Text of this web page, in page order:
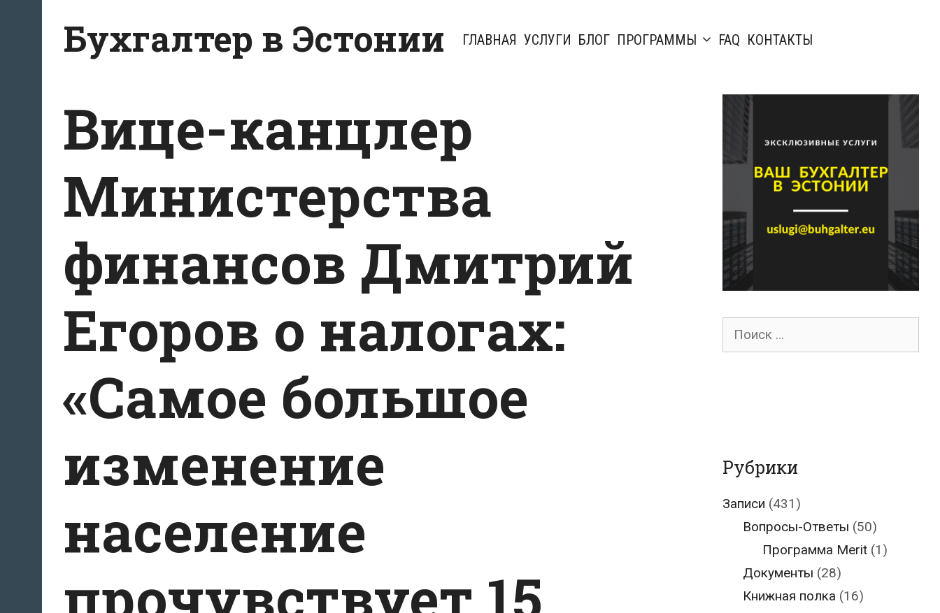
содержанию
Бухгалтер в Эстонии ГЛАВНАЯ УСЛУГИ БЛОГ ПРОГРАММЫ FAQ КОНТАКТЫ
Вице-канцлер
Министерства
финансов Дмитрий
Егоров о налогах:
«Самое большое
изменение
население
прочувствует 15
Поиск
Рубрики
Записи (431)
Вопросы-Ответы (50)
Программа Merit (1)
Документы (28)
Книжная полка (16)